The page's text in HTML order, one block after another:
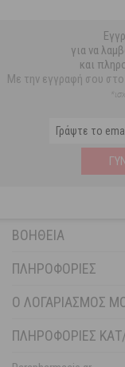
για να
και
Με την εγγραφή σου στο
ΒΟΉΘΕΙΑ
ΠΛΗΡΟΦΟΡΊΕΣ
Ο ΛΟΓΑΡΙΑΣΜΌΣ
ΠΛΗΡΟΦΟΡΙΕΣ